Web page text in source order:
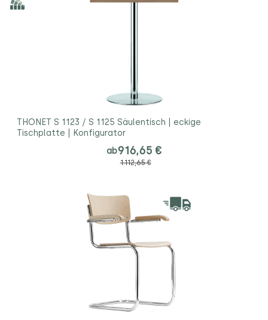
THONET S 1123 / S 1125 Säulentisch | eckige
Tischplatte | Konfigurator
ab916,65 €
1.112,65 €